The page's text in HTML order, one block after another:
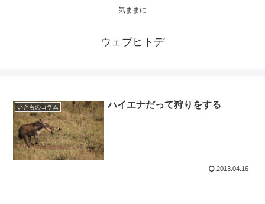
気ままに
ウェブヒトデ
いきものコラム ハイエナだって狩りをする
2013.04.16